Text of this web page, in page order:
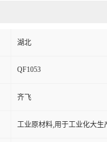
湖北
QF1053
齐飞
工业原材料,用于工业化大生